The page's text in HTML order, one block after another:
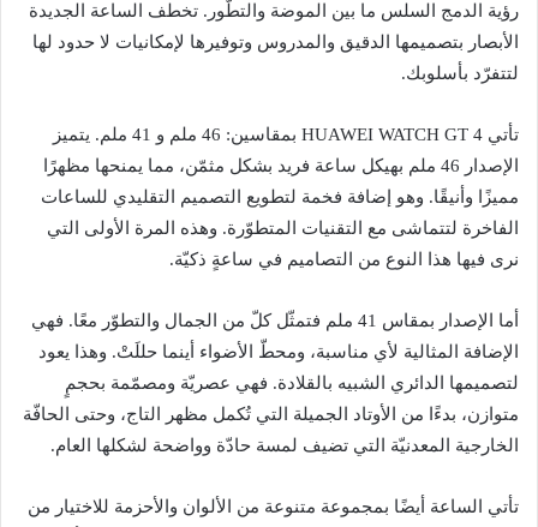
رؤية الدمج السلس ما بين الموضة والتطّور. تخطف الساعة الجديدة
الأبصار بتصميمها الدقيق والمدروس وتوفيرها لإمكانيات لا حدود لها
لتتفرّد بأسلوبك.
تأتي HUAWEI WATCH GT 4 بمقاسين: 46 ملم و 41 ملم. يتميز
الإصدار 46 ملم بهيكل ساعة فريد بشكل مثمّن، مما يمنحها مظهرًا
مميزًا وأنيقًا. وهو إضافة فخمة لتطويع التصميم التقليدي للساعات
الفاخرة لتتماشى مع التقنيات المتطوّرة. وهذه المرة الأولى التي
نرى فيها هذا النوع من التصاميم في ساعةٍ ذكيّة.
أما الإصدار بمقاس 41 ملم فتمثّل كلّ من الجمال والتطوّر معًا. فهي
الإضافة المثالية لأي مناسبة، ومحطّ الأضواء أينما حللَتْ. وهذا يعود
لتصميمها الدائري الشبيه بالقلادة. فهي عصريّة ومصمّمة بحجمٍ
متوازن، بدءًا من الأوتاد الجميلة التي تُكمل مظهر التاج، وحتى الحافّة
الخارجية المعدنيّة التي تضيف لمسة حادّة وواضحة لشكلها العام.
تأتي الساعة أيضًا بمجموعة متنوعة من الألوان والأحزمة للاختيار من